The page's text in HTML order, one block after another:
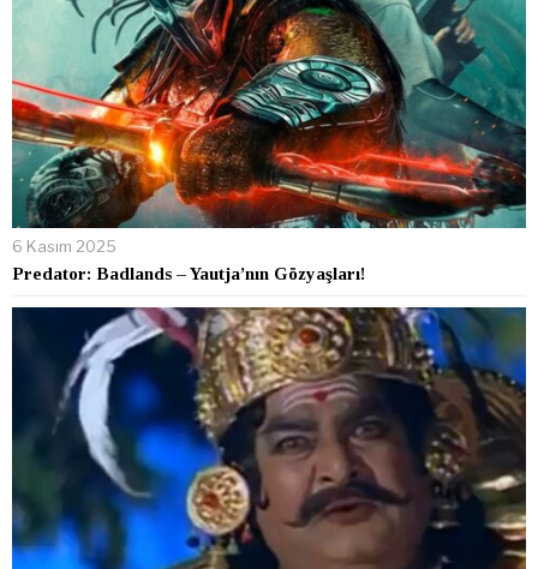
6 Kasım 2025
Predator: Badlands – Yautja’nın Gözyaşları!